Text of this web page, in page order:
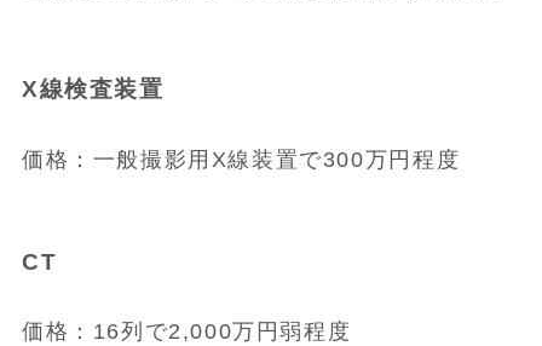
X線検査装置
価格：一般撮影用X線装置で300万円程度
CT
価格：16列で2,000万円弱程度